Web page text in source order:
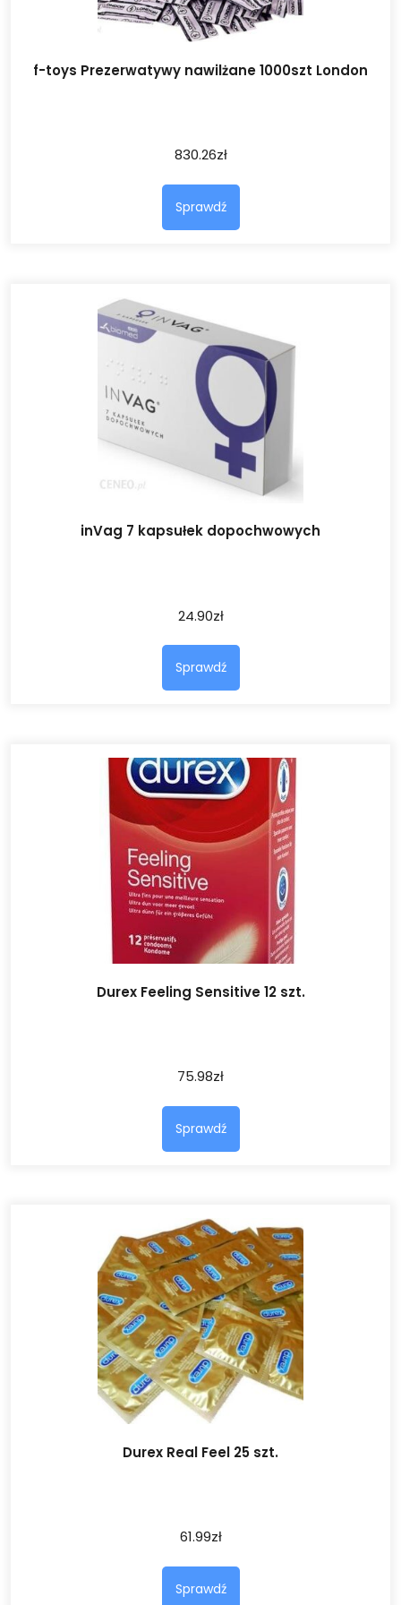
f-toys Prezerwatywy nawilżane 1000szt London
830.26zł
Sprawdź
inVag 7 kapsułek dopochwowych
24.90zł
Sprawdź
Durex Feeling Sensitive 12 szt.
75.98zł
Sprawdź
Durex Real Feel 25 szt.
61.99zł
Sprawdź